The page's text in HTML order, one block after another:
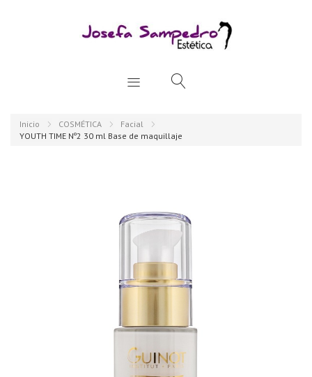
Inicio COSMÉTICA
Facial
YOUTH TIME Nº2 30 ml Base de maquillaje